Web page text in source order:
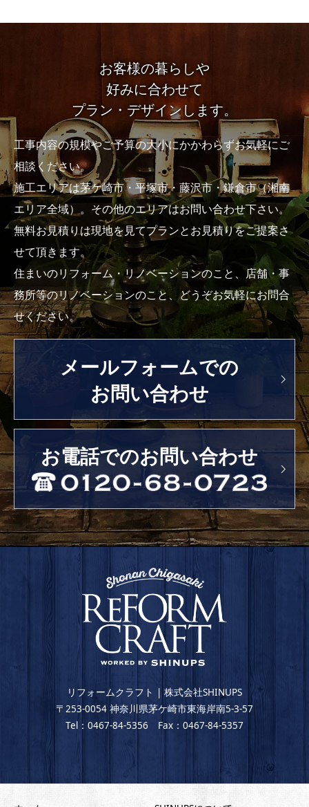
お客様の暮らしや
好みに合わせて
プラン・デザインします。
工事内容の規模やご予算の大小にかかわらずお気軽にご
相談ください。
施工エリアは茅ケ崎市・平塚市・藤沢市・鎌倉市（湘南
エリア全域）。その他のエリアはお問い合わせ下さい。
無料お見積りは現地を見てプランとお見積りをご提案さ
せて頂きます。
住まいのリフォーム・リノベーションのこと、店舗・事
務所等のリノベーションのこと、どうぞお気軽にお問合
せください。
メールフォームでの
お問い合わせ
お電話でのお問い合わせ
リフォームクラフト | 株式会社SHINUPS
〒253-0054 神奈川県茅ケ崎市東海岸南5-3-57
Tel：0467-84-5356 Fax：0467-84-5357